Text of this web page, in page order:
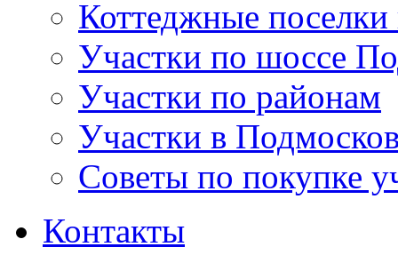
Коттеджные
Участки по шоссе
Участки по районам
Участки в
Советы по покупке
Контакты